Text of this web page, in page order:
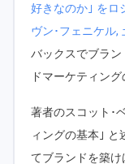
好きなのか｣ をロ
ヴン･フェニケル,
バックスでブラ
ドマーケティン
著者のスコット･
ィングの基本｣
てブランドを築